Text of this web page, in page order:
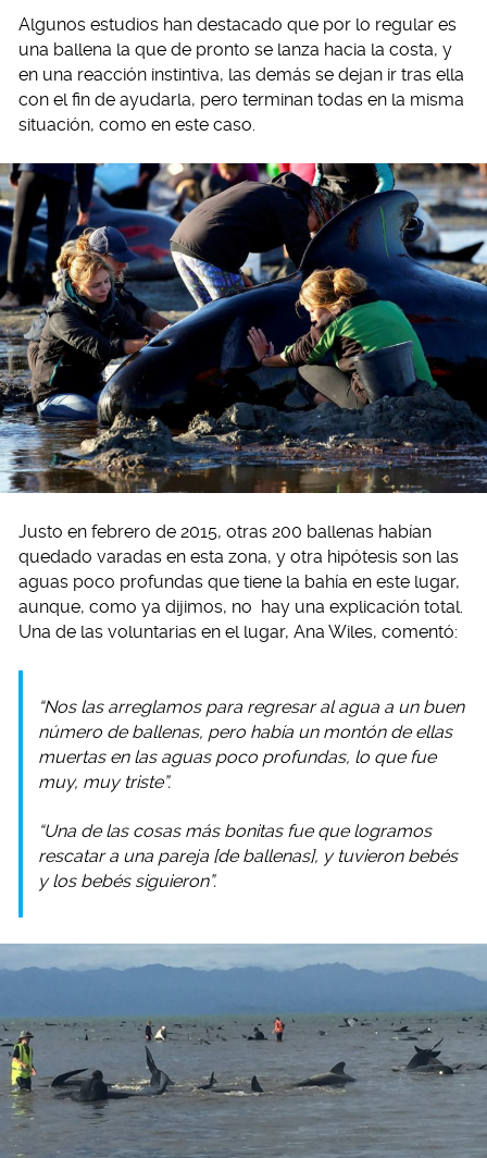
Algunos estudios han destacado que por lo regular es
una ballena la que de pronto se lanza hacia la costa, y
en una reacción instintiva, las demás se dejan ir tras ella
con el fin de ayudarla, pero terminan todas en la misma
situación, como en este caso.
Justo en febrero de 2015, otras 200 ballenas habían
quedado varadas en esta zona, y otra hipótesis son las
aguas poco profundas que tiene la bahía en este lugar,
aunque, como ya dijimos, no hay una explicación total.
Una de las voluntarias en el lugar, Ana Wiles, comentó:
“Nos las arreglamos para regresar al agua a un buen
número de ballenas, pero había un montón de ellas
muertas en las aguas poco profundas, lo que fue
muy, muy triste”.
“Una de las cosas más bonitas fue que logramos
rescatar a una pareja [de ballenas], y tuvieron bebés
y los bebés siguieron”.